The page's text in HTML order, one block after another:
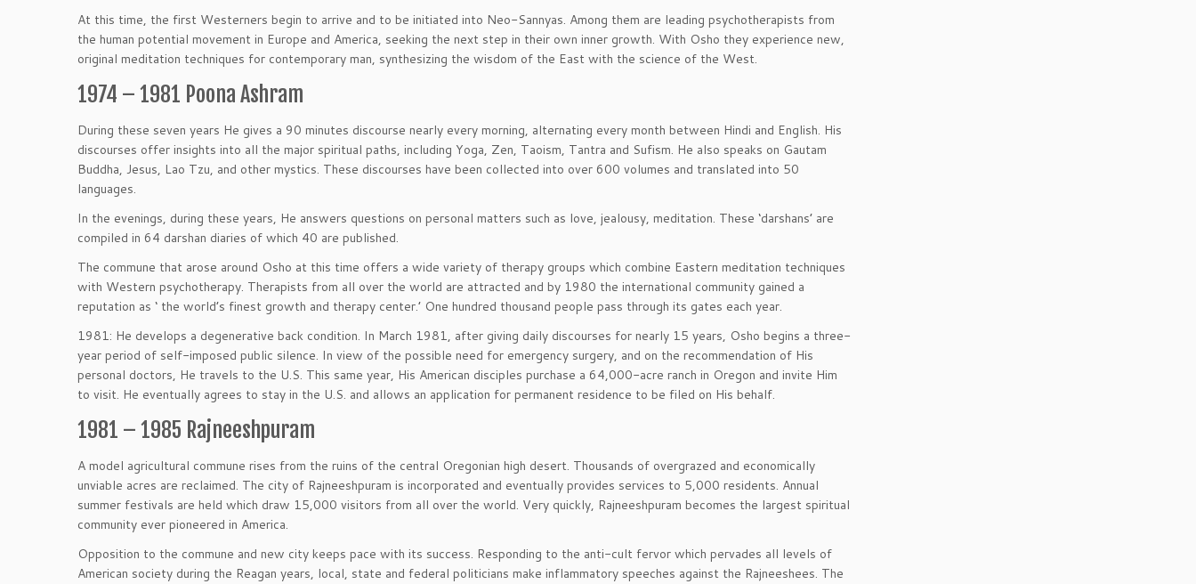
At this time, the first Westerners begin to arrive and to be initiated into Neo-Sannyas. Among them are leading psychotherapists from
the human potential movement in Europe and America, seeking the next step in their own inner growth. With Osho they experience new,
original meditation techniques for contemporary man, synthesizing the wisdom of the East with the science of the West.
1974 – 1981 Poona Ashram
During these seven years He gives a 90 minutes discourse nearly every morning, alternating every month between Hindi and English. His
discourses offer insights into all the major spiritual paths, including Yoga, Zen, Taoism, Tantra and Sufism. He also speaks on Gautam
Buddha, Jesus, Lao Tzu, and other mystics. These discourses have been collected into over 600 volumes and translated into 50
languages.
In the evenings, during these years, He answers questions on personal matters such as love, jealousy, meditation. These ‘darshans’ are
compiled in 64 darshan diaries of which 40 are published.
The commune that arose around Osho at this time offers a wide variety of therapy groups which combine Eastern meditation techniques
with Western psychotherapy. Therapists from all over the world are attracted and by 1980 the international community gained a
reputation as ‘ the world’s finest growth and therapy center.’ One hundred thousand people pass through its gates each year.
1981: He develops a degenerative back condition. In March 1981, after giving daily discourses for nearly 15 years, Osho begins a three-
year period of self-imposed public silence. In view of the possible need for emergency surgery, and on the recommendation of His
personal doctors, He travels to the U.S. This same year, His American disciples purchase a 64,000-acre ranch in Oregon and invite Him
to visit. He eventually agrees to stay in the U.S. and allows an application for permanent residence to be filed on His behalf.
1981 – 1985 Rajneeshpuram
A model agricultural commune rises from the ruins of the central Oregonian high desert. Thousands of overgrazed and economically
unviable acres are reclaimed. The city of Rajneeshpuram is incorporated and eventually provides services to 5,000 residents. Annual
summer festivals are held which draw 15,000 visitors from all over the world. Very quickly, Rajneeshpuram becomes the largest spiritual
community ever pioneered in America.
Opposition to the commune and new city keeps pace with its success. Responding to the anti-cult fervor which pervades all levels of
American society during the Reagan years, local, state and federal politicians make inflammatory speeches against the Rajneeshees. The